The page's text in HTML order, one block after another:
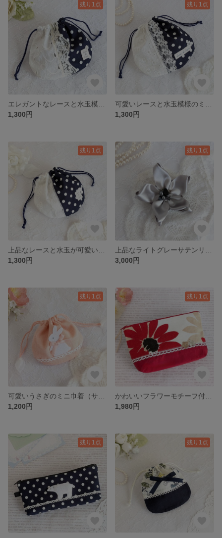
残り1点
1,300円
残り1点
1,300円
残り1点
1,300円
残り1点
3,000円
残り1点
1,200円
残り1点
1,980円
残り1点 残り1点